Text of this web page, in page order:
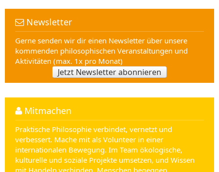
Newsletter
Gerne senden wir dir einen Newsletter über unsere
kommenden philosophischen Veranstaltungen und
Aktivitäten (max. 1x pro Monat)
Jetzt Newsletter abonnieren
Mitmachen
Praktische Philosophie verbindet, vernetzt und
verbessert. Mache mit als Volunteer in einer
internationalen Bewegung. Im Team ökologische,
kulturelle und soziale Projekte umsetzen, und Wissen
mit Handeln verbinden, Menschen begegnen,